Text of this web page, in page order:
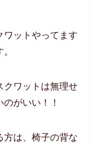
ワットやってます
クワットは無理せ
がいい！！
方は、椅子の背な